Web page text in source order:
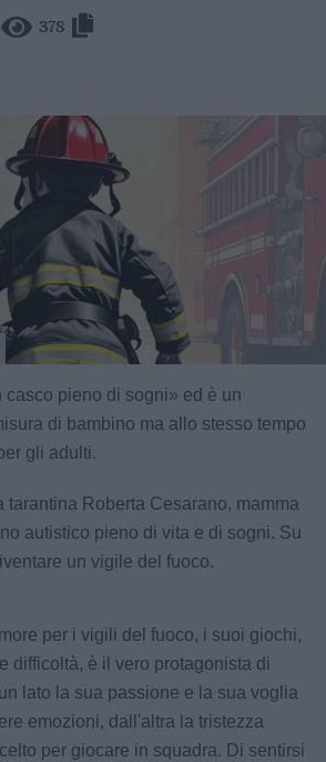
378
casco pieno di sogni» ed è un
di bambino ma allo stesso tempo
gli adulti.
tarantina Roberta Cesarano, mamma
autistico pieno di vita e di sogni. Su
un vigile del fuoco.
per i vigili del fuoco, i suoi giochi,
difficoltà, è il vero protagonista di
lato la sua passione e la sua voglia
emozioni, dall'altra la tristezza
per giocare in squadra. Di sentirsi